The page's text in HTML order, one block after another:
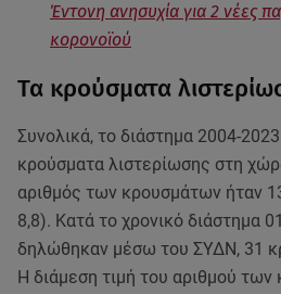
Έντονη ανησυχία για 2 νέες
κορονοϊού
Τα κρούσματα
Συνολικά, το διάστημα 2004-
κρούσματα λιστερίωσης στη
αριθμός των κρουσμάτων ήταν
8,8). Κατά το χρονικό διάστημα
δηλώθηκαν μέσω του ΣΥΔΝ, 31
Η διάμεση τιμή του αριθμού των